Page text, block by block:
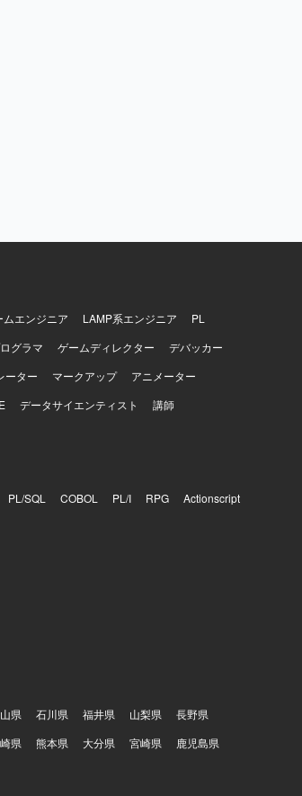
ムエンジニア LAMP系エンジニア
PL
グラマ ゲームディレクター
デバッカー
ーター マークアップ
アニメーター
データサイエンティスト 講師
PL/SQL COBOL PL/I RPG
Actionscript
県 石川県 福井県 山梨県
長野県
県 熊本県 大分県 宮崎県 鹿児島県